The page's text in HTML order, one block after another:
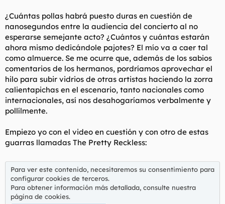
¿Cuántas pollas habrá puesto duras en cuestión de
nanosegundos entre la audiencia del concierto al no
esperarse semejante acto? ¿Cuántos y cuántas estarán
ahora mismo dedicándole pajotes? El mío va a caer tal
como almuerce. Se me ocurre que, además de los sabios
comentarios de los hermanos, pordríamos aprovechar el
hilo para subir vidrios de otras artistas haciendo la zorra
calientapichas en el escenario, tanto nacionales como
internacionales, así nos desahogaríamos verbalmente y
pollílmente.
Empiezo yo con el video en cuestión y con otro de estas
guarras llamadas The Pretty Reckless:
Para ver este contenido, necesitaremos su consentimiento para
configurar cookies de terceros.
Para obtener información más detallada, consulte nuestra
página de cookies.